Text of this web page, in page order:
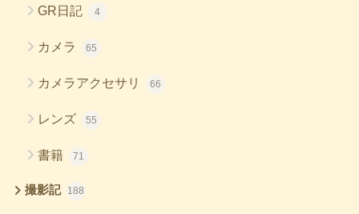
GR日記 4
カメラ 65
カメラアクセサリ 66
レンズ 55
書籍 71
撮影記 188